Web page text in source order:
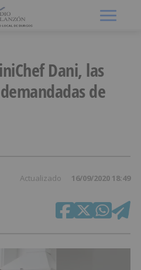
Dani, las
de
Actualizado 16/09/2020 18:49